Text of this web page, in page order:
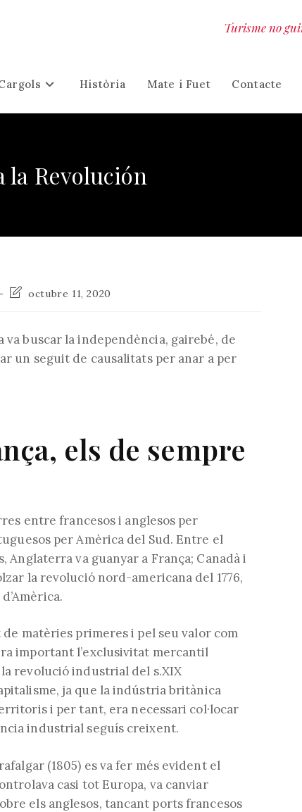
Turisme no
Història Mate i Fuet Contacte
la Revolución
Última
l'entrada:
octubre 11, 2020
buscar la independència, gairebé, de
un seguit de causalitats per anar a per
els de sempre
entre francesos i anglesos per
per Amèrica del Sud. Entre el
Anglaterra va guanyar a França; Canadà i
la revolució nord-americana del 1776,
matèries primeres i pel seu valor com
important l’exclusivitat mercantil
revolució industrial del s.XIX
ja que la indústria britànica
i per tant, era necessari col·locar
industrial seguís creixent.
(1805) es va fer més evident el
casi tot Europa, va canviar
els anglesos, tancant ports francesos